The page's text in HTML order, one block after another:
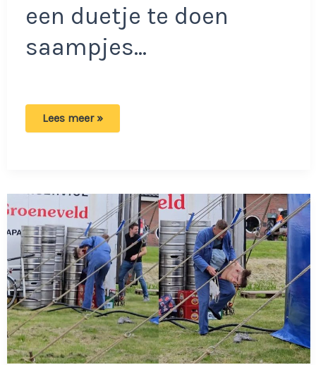
een duetje te doen
saampjes…
Boer
kieken
met
boerin
Trien!
Lees meer »